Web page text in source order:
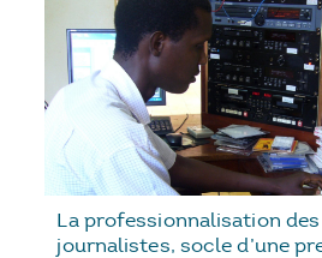
La professionnalisation des
journalistes, socle d’une